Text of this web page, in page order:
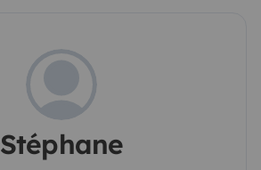
Stéphane